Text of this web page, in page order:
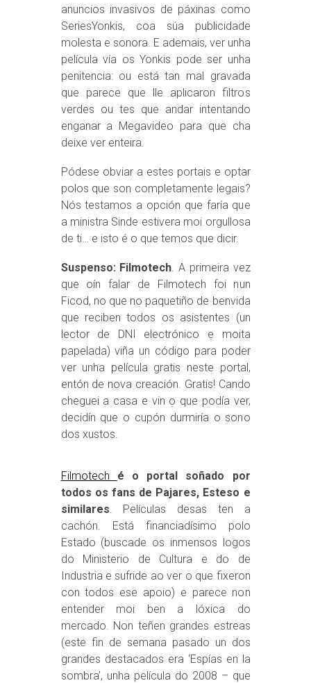
anuncios invasivos de páxinas como
SeriesYonkis, coa súa publicidade
molesta e sonora. E ademais, ver unha
película vía os Yonkis pode ser unha
penitencia: ou está tan mal gravada
que parece que lle aplicaron filtros
verdes ou tes que andar intentando
enganar a Megavideo para que cha
deixe ver enteira.
Pódese obviar a estes portais e optar
polos que son completamente legais?
Nós testamos a opción que faría que
a ministra Sinde estivera moi orgullosa
de ti… e isto é o que temos que dicir.
Suspenso: Filmotech . A primeira vez
que oín falar de Filmotech foi nun
Ficod, no que no paquetiño de benvida
que reciben todos os asistentes (un
lector de DNI electrónico e moita
papelada) viña un código para poder
ver unha película gratis neste portal,
entón de nova creación. Gratis! Cando
cheguei a casa e vin o que podía ver,
decidín que o cupón durmiría o sono
dos xustos.
Filmotech é o portal soñado por
todos os fans de Pajares, Esteso e
similares . Películas desas ten a
cachón. Está financiadísimo polo
Estado (buscade os inmensos logos
do Ministerio de Cultura e do de
Industria e sufride ao ver o que fixeron
con todos ese apoio) e parece non
entender moi ben a lóxica do
mercado. Non teñen grandes estreas
(este fin de semana pasado un dos
grandes destacados era ‘Espías en la
sombra’, unha película do 2008 – que